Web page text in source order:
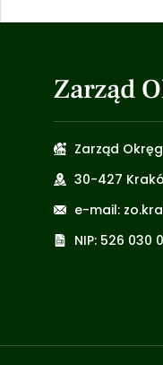
Zarząd
Zarząd
30-427
e-mail:
NIP: 526 030